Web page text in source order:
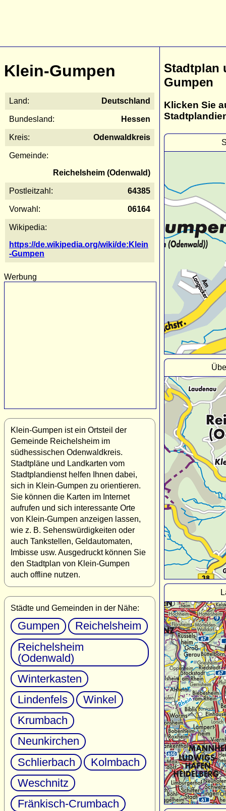
Klein-Gumpen
Land: Deutschland
Bundesland: Hessen
Kreis: Odenwaldkreis
Gemeinde:
Reichelsheim (Odenwald)
Postleitzahl: 64385
Vorwahl: 06164
Wikipedia:
https://de.wikipedia.org/wiki/de:Klein
-Gumpen
Werbung
Klein-Gumpen ist ein Ortsteil der
Gemeinde Reichelsheim im
südhessischen Odenwaldkreis.
Stadtpläne und Landkarten vom
Stadtplandienst helfen Ihnen dabei,
sich in Klein-Gumpen zu orientieren.
Sie können die Karten im Internet
aufrufen und sich interessante Orte
von Klein-Gumpen anzeigen lassen,
wie z. B. Sehenswürdigkeiten oder
auch Tankstellen, Geldautomaten,
Imbisse usw. Ausgedruckt können Sie
den Stadtplan von Klein-Gumpen
auch offline nutzen.
Städte und Gemeinden in der Nähe:
Gumpen
Reichelsheim
Reichelsheim
(Odenwald)
Winterkasten
Lindenfels
Winkel
Krumbach
Neunkirchen
Schlierbach
Kolmbach
Weschnitz
Fränkisch-Crumbach
Stadtplan
Gumpen
Klicken Sie